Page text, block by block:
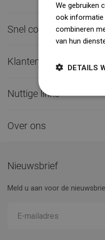
Snel contact
Klantenservice
Nuttige links
Over ons
Nieuwsbrief
Meld u aan voor de
We gebruiken
ook informatie
combineren
van hun
DETAILS